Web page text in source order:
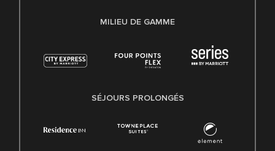
MILIEU DE GAMME
SÉJOURS PROLONGÉS